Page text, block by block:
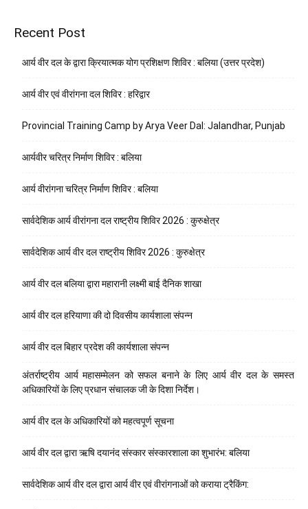
Recent Post
आर्य वीर दल के द्वारा क्रियात्मक योग प्रशिक्षण शिविर : बलिया (उत्तर प्रदेश)
आर्य वीर एवं वीरांगना दल शिविर : हरिद्वार
Provincial Training Camp by Arya Veer Dal: Jalandhar, Punjab
आर्यवीर चरित्र निर्माण शिविर : बलिया
आर्य वीरांगना चरित्र निर्माण शिविर : बलिया
सार्वदेशिक आर्य वीरांगना दल राष्ट्रीय शिविर 2026 : कुरुक्षेत्र
सार्वदेशिक आर्य वीर दल राष्ट्रीय शिविर 2026 : कुरुक्षेत्र
आर्य वीर दल बलिया द्वारा महारानी लक्ष्मी बाई दैनिक शाखा
आर्य वीर दल हरियाणा की दो दिवसीय कार्यशाला संपन्न
आर्य वीर दल बिहार प्रदेश की कार्यशाला संपन्न
अंतर्राष्ट्रीय आर्य महासम्मेलन को सफल बनाने के लिए आर्य वीर दल के समस्त
अधिकारियों के लिए प्रधान संचालक जी के दिशा निर्देश।
आर्य वीर दल के अधिकारियों को महत्वपूर्ण सूचना
आर्य वीर दल द्वारा ऋषि दयानंद संस्कार संस्कारशाला का शुभारंभ: बलिया
सार्वदेशिक आर्य वीर दल द्वारा आर्य वीर एवं वीरांगनाओं को कराया ट्रैकिंग: